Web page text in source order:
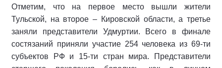
Отметим, что на первое место вышли жители
Тульской, на второе – Кировской области, а третье
заняли представители Удмуртии. Всего в финале
состязаний приняли участие 254 человека из 69-ти
субъектов РФ и 15-ти стран мира. Представители